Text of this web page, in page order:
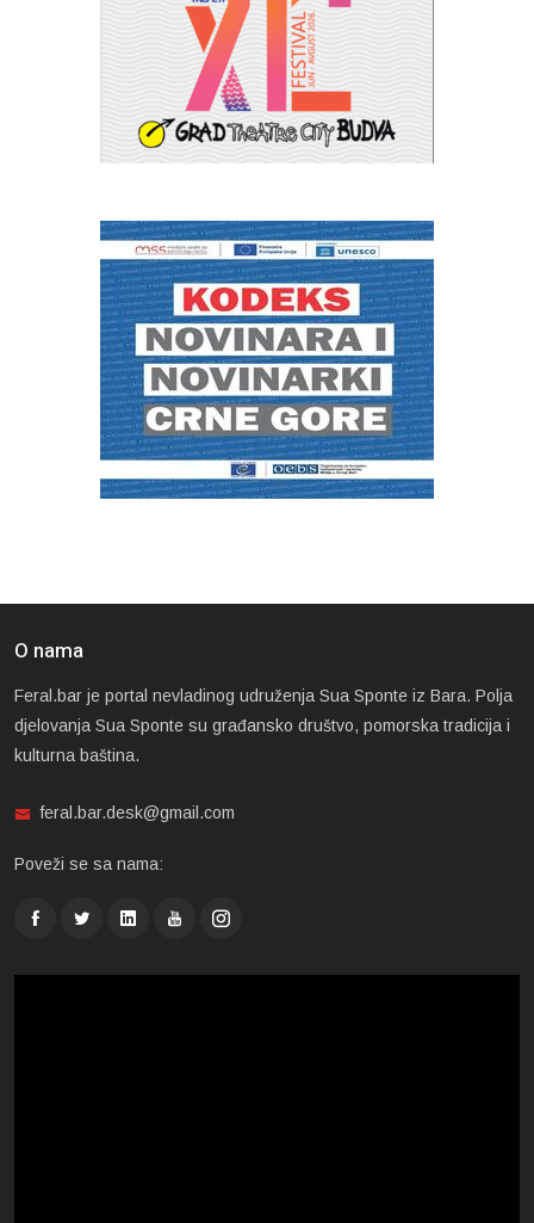
O nama
Feral.bar je portal nevladinog udruženja Sua Sponte iz Bara. Polja
djelovanja Sua Sponte su građansko društvo, pomorska tradicija i
kulturna baština.
feral.bar.desk@gmail.com
Poveži se sa nama: